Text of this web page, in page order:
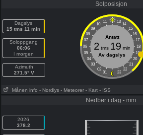
Solposisjon
Dagslys
15 tms 11 min
Soloppgang
06:06
I morgen
Azimuth
271.5° V
11 13
10
14
09
15
08
16
07
17
06
18
05
19
04
20
03
21
02
22
01 23
Antatt
2 tms 19min
Av dagslys
Månen info - Nordlys - Meteorer - Kart - ISS
Nedbør i dag - mm
2026
378.2